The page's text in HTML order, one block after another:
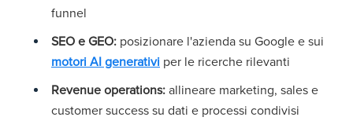
funnel
SEO e GEO: posizionare l'azienda su Google e sui
motori AI generativi per le ricerche rilevanti
Revenue operations: allineare marketing, sales e
customer success su dati e processi condivisi